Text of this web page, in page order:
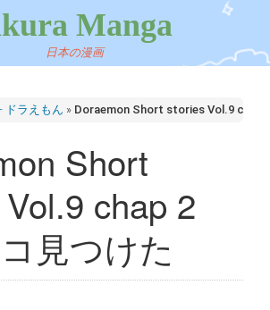
Manga
日本の漫画
ドラえもん » Doraemon Short stories Vol.9
Short
chap 2
見つけた